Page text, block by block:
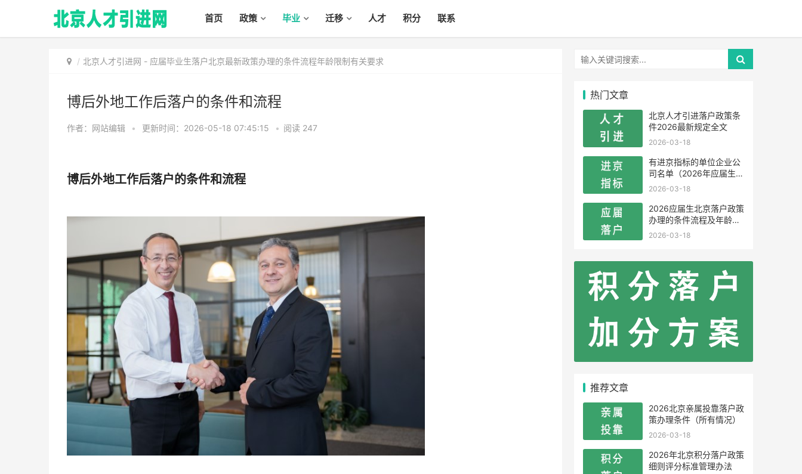
首页 政策 毕业 迁移 人才 积分 联系
北京人才引进网 - 应届毕业生落户北京最新政策办理的条件流程年龄限制有关要求
博后外地工作后落户的条件和流程
作者：网站编辑 • 更新时间：2026-05-18 07:45:15 • 阅读 247
博后外地工作后落户的条件和流程
热门文章
北京人才引进落户政策条
件2026最新规定全文
2026-03-18
有进京指标的单位企业公
司名单（2026年应届生留
学生）
2026-03-18
2026应届生北京落户政策
办理的条件流程及年龄限
制
2026-03-18
推荐文章
2026北京亲属投靠落户政
策办理条件（所有情况）
2026-03-18
2026年北京积分落户政策
细则评分标准管理办法